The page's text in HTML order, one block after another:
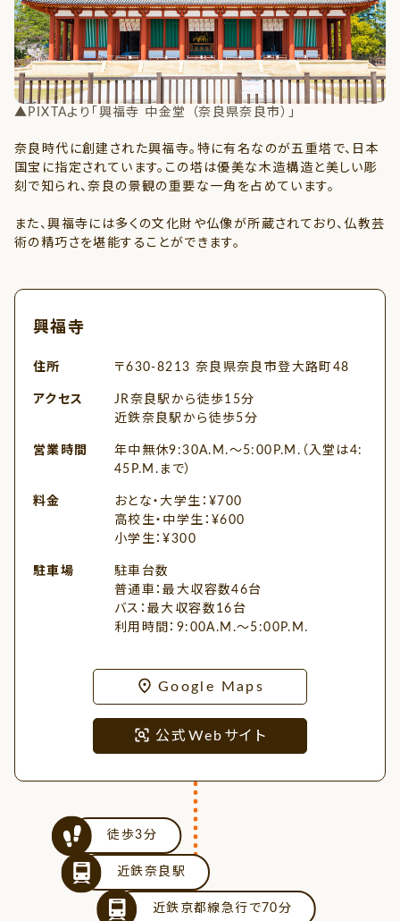
▲PIXTAより「興福寺 中金堂 （奈良県奈良市）」
奈良時代に創建された興福寺。特に有名なのが五重塔で、日本
国宝に指定されています。この塔は優美な木造構造と美しい彫
刻で知られ、奈良の景観の重要な一角を占めています。
また、興福寺には多くの文化財や仏像が所蔵されており、仏教芸
術の精巧さを堪能することができます。
興福寺
住所 〒630-8213 奈良県奈良市登大路町48
アクセス
JR奈良駅から徒歩15分
近鉄奈良駅から徒歩5分
営業時間
年中無休9:30A.M.～5:00P.M.（入堂は4:
45P.M.まで）
料金
おとな・大学生：¥700
高校生・中学生：¥600
小学生：¥300
駐車場
駐車台数
普通車：最大収容数46台
バス：最大収容数16台
利用時間：9:00A.M.～5:00P.M.
Google Maps
公式Webサイト
徒歩3分
近鉄奈良駅
近鉄京都線急行で70分